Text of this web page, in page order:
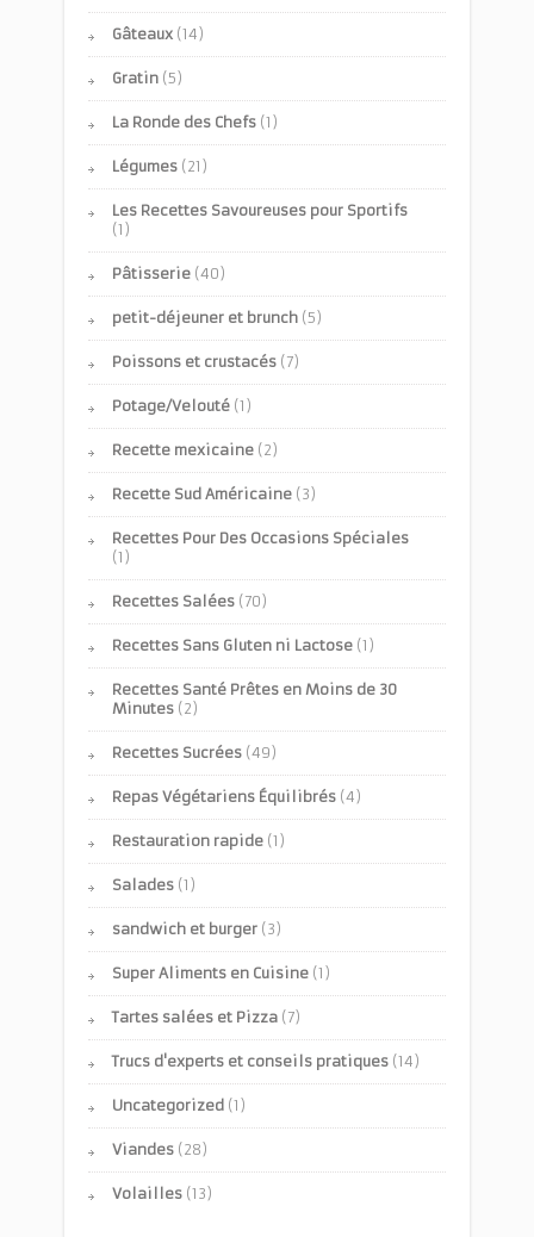
Gâteaux (14)
Gratin (5)
La Ronde des Chefs (1)
Légumes (21)
Les Recettes Savoureuses pour Sportifs
(1)
Pâtisserie (40)
petit-déjeuner et brunch (5)
Poissons et crustacés (7)
Potage/Velouté (1)
Recette mexicaine (2)
Recette Sud Américaine (3)
Recettes Pour Des Occasions Spéciales
(1)
Recettes Salées (70)
Recettes Sans Gluten ni Lactose (1)
Recettes Santé Prêtes en Moins de 30
Minutes (2)
Recettes Sucrées (49)
Repas Végétariens Équilibrés (4)
Restauration rapide (1)
Salades (1)
sandwich et burger (3)
Super Aliments en Cuisine (1)
Tartes salées et Pizza (7)
Trucs d'experts et conseils pratiques (14)
Uncategorized (1)
Viandes (28)
Volailles (13)